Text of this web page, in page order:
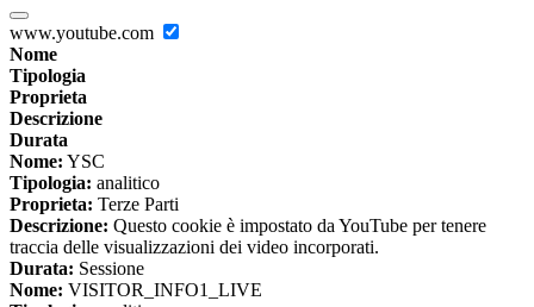
www.youtube.com
Nome
Tipologia
Proprieta
Descrizione
Durata
Nome: YSC
Tipologia: analitico
Proprieta: Terze Parti
Descrizione: Questo cookie è impostato da YouTube per tenere
traccia delle visualizzazioni dei video incorporati.
Durata: Sessione
Nome: VISITOR_INFO1_LIVE